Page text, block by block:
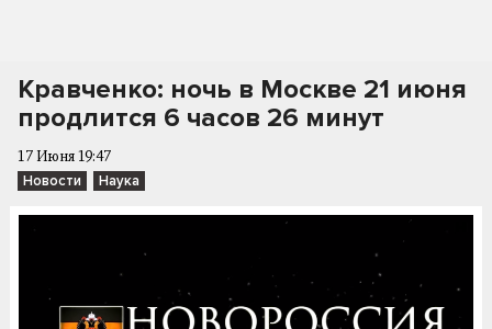
Кравченко: ночь в Москве 21 июня
продлится 6 часов 26 минут
17 Июня 19:47
Новости Наука